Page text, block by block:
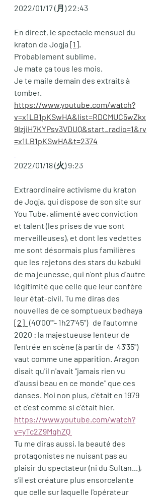
2022/01/17 (月) 22:43
En direct, le spectacle mensuel du
kraton de Jogja [1].
Probablement sublime.
Je mate ça tous les mois.
Je te maile demain des extraits à
tomber.
https://www.youtube.com/watch?
v=x1LB1pKSwHA&list=RDCMUC5wZkx
9IzjiH7KYPsv3VDUQ&start_radio=1&rv
=x1LB1pKSwHA&t=2374
2022/01/18 (火) 9:23
Extraordinaire activisme du kraton
de Jogja, qui dispose de son site sur
You Tube, alimenté avec conviction
et talent (les prises de vue sont
merveilleuses), et dont les vedettes
me sont désormais plus familières
que les rejetons des stars du kabuki
de ma jeunesse, qui n'ont plus d'autre
légitimité que celle que leur confère
leur état-civil. Tu me diras des
nouvelles de ce somptueux bedhaya
[2] (40'00""- 1h27'45")   de l'automne
2020 : la majestueuse lenteur de
l'entrée en scène (à partir de  43'35")
vaut comme une apparition. Aragon
disait qu'il n'avait "jamais rien vu
d'aussi beau en ce monde" que ces
danses. Moi non plus, c'était en 1979
et c'est comme si c'était hier.
https://www.youtube.com/watch?
v=yTc2Z9MqhZQ
Tu me diras aussi, la beauté des
protagonistes ne nuisant pas au
plaisir du spectateur (ni du Sultan...),
s'il est créature plus ensorcelante
que celle sur laquelle l'opérateur